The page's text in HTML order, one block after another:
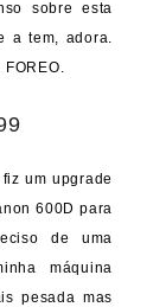
sobre esta
a tem, adora.
um upgrade
600D para
de uma
máquina
pesada mas